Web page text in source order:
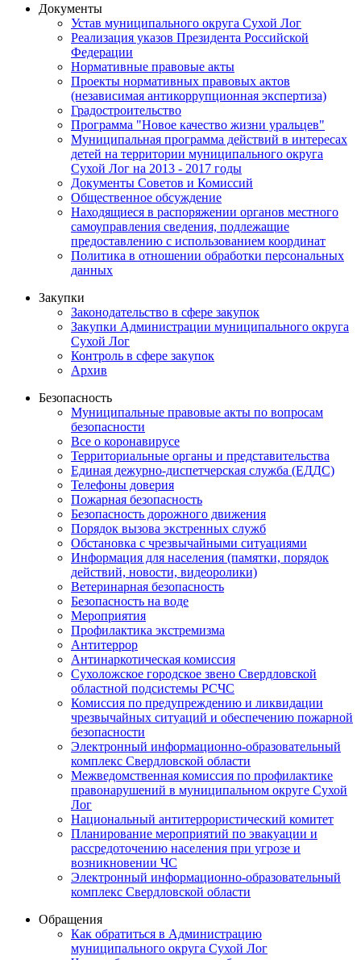
Документы
Устав муниципального округа Сухой Лог
Реализация указов Президента Российской
Федерации
Нормативные правовые акты
Проекты нормативных правовых актов
(независимая антикоррупционная экспертиза)
Градостроительство
Программа "Новое качество жизни уральцев"
Муниципальная программа действий в интересах
детей на территории муниципального округа
Сухой Лог на 2013 - 2017 годы
Документы Советов и Комиссий
Общественное обсуждение
Находящиеся в распоряжении органов местного
самоуправления сведения, подлежащие
предоставлению с использованием координат
Политика в отношении обработки персональных
данных
Закупки
Законодательство в сфере закупок
Закупки Администрации муниципального округа
Сухой Лог
Контроль в сфере закупок
Архив
Безопасность
Муниципальные правовые акты по вопросам
безопасности
Все о коронавирусе
Территориальные органы и представительства
Единая дежурно-диспетчерская служба (ЕДДС)
Телефоны доверия
Пожарная безопасность
Безопасность дорожного движения
Порядок вызова экстренных служб
Обстановка с чрезвычайными ситуациями
Информация для населения (памятки, порядок
действий, новости, видеоролики)
Ветеринарная безопасность
Безопасность на воде
Мероприятия
Профилактика экстремизма
Антитеррор
Антинаркотическая комиссия
Сухоложское городское звено Свердловской
областной подсистемы РСЧС
Комиссия по предупреждению и ликвидации
чрезвычайных ситуаций и обеспечению пожарной
безопасности
Электронный информационно-образовательный
комплекс Cвердловской области
Межведомственная комиссия по профилактике
правонарушений в муниципальном округе Сухой
Лог
Национальный антитеррористический комитет
Планирование мероприятий по эвакуации и
рассредоточению населения при угрозе и
возникновении ЧС
Электронный информационно-образовательный
комплекс Свердловской области
Обращения
Как обратиться в Администрацию
муниципального округа Сухой Лог